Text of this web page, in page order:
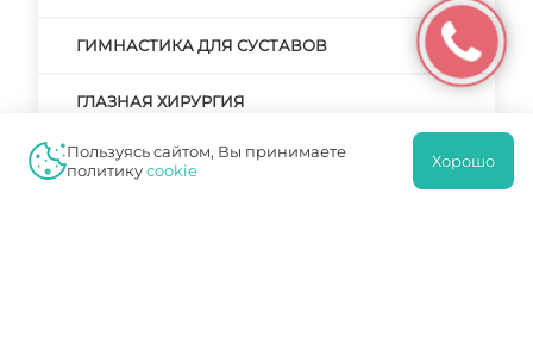
ГИМНАСТИКА ДЛЯ СУСТАВОВ
ГЛАЗНАЯ ХИРУРГИЯ
ГРЫЖА
Пользуясь сайтом, Вы принимаете
политикуcookie Хорошо